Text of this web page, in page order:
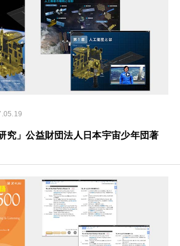
究」公益財団法人日本宇宙少年団著